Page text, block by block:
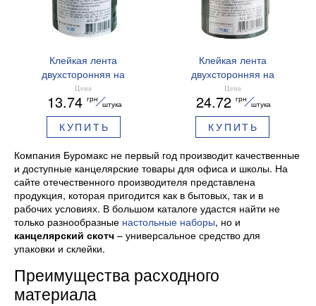
Клейкая лента
двухсторонняя на
вспененной основе 12мм
х 2м черная BUROMAX
BM.7557
Цена
13.74 грн
штука
КУПИТЬ
Клейкая лента
двухсторонняя на
вспененной основе 24мм
х 2м черная BUROMAX
BM.7558
Цена
24.72 грн
штука
КУПИТЬ
Компания Буромакс не первый год производит качественные
и доступные канцелярские товары для офиса и школы. На
сайте отечественного производителя представлена
продукция, которая пригодится как в бытовых, так и в
рабочих условиях. В большом каталоге удастся найти не
только разнообразные настольные наборы, но и
канцелярский скотч – универсальное средство для
упаковки и склейки.
Преимущества расходного
материала